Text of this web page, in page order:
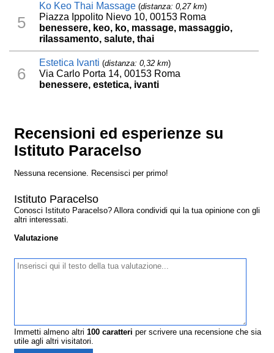
5
Ko Keo Thai Massage (distanza: 0,27 km)
Piazza Ippolito Nievo 10, 00153 Roma
benessere, keo, ko, massage, massaggio,
rilassamento, salute, thai
6
Estetica Ivanti (distanza: 0,32 km)
Via Carlo Porta 14, 00153 Roma
benessere, estetica, ivanti
Recensioni ed esperienze su
Istituto Paracelso
Nessuna recensione. Recensisci per primo!
Istituto Paracelso
Conosci Istituto Paracelso? Allora condividi qui la tua opinione con gli
altri interessati.
Valutazione
Immetti almeno altri100 caratteri per scrivere una recensione che sia
utile agli altri visitatori.